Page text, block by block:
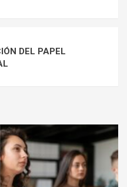
DEL PAPEL